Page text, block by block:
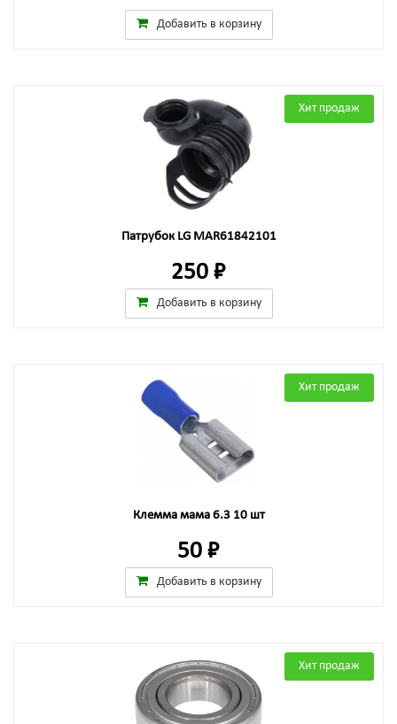
Добавить в корзину
Хит продаж
Патрубок LG MAR61842101
250 ₽
Добавить в корзину
Хит продаж
Клемма мама 6.3 10 шт
50 ₽
Добавить в корзину
Хит продаж